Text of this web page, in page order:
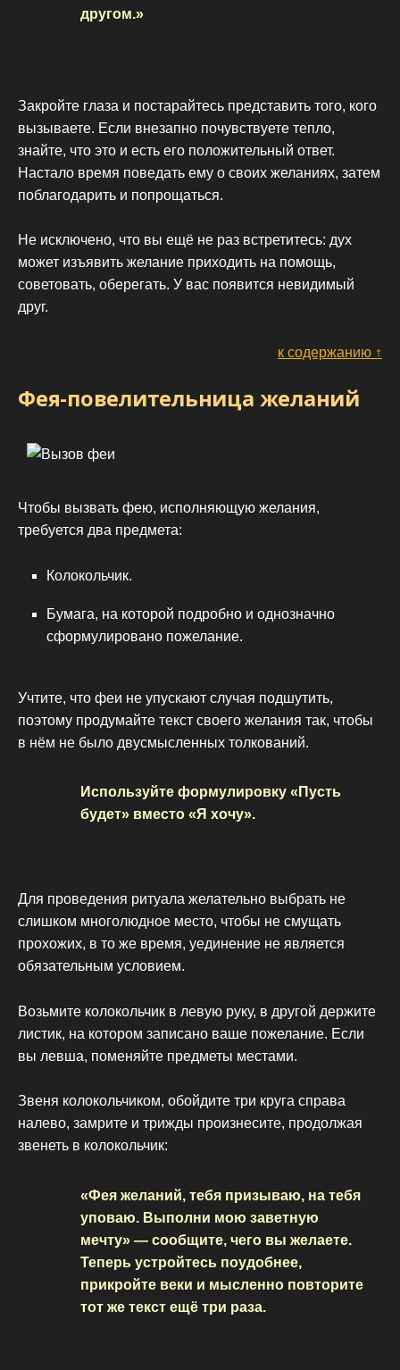
другом.»
Закройте глаза и постарайтесь представить того, кого
вызываете. Если внезапно почувствуете тепло,
знайте, что это и есть его положительный ответ.
Настало время поведать ему о своих желаниях, затем
поблагодарить и попрощаться.
Не исключено, что вы ещё не раз встретитесь: дух
может изъявить желание приходить на помощь,
советовать, оберегать. У вас появится невидимый
друг.
к содержанию ↑
Фея-повелительница желаний
Чтобы вызвать фею, исполняющую желания,
требуется два предмета:
Колокольчик.
Бумага, на которой подробно и однозначно
сформулировано пожелание.
Учтите, что феи не упускают случая подшутить,
поэтому продумайте текст своего желания так, чтобы
в нём не было двусмысленных толкований.
Используйте формулировку «Пусть
будет» вместо «Я хочу».
Для проведения ритуала желательно выбрать не
слишком многолюдное место, чтобы не смущать
прохожих, в то же время, уединение не является
обязательным условием.
Возьмите колокольчик в левую руку, в другой держите
листик, на котором записано ваше пожелание. Если
вы левша, поменяйте предметы местами.
Звеня колокольчиком, обойдите три круга справа
налево, замрите и трижды произнесите, продолжая
звенеть в колокольчик:
«Фея желаний, тебя призываю, на тебя
уповаю. Выполни мою заветную
мечту» — сообщите, чего вы желаете.
Теперь устройтесь поудобнее,
прикройте веки и мысленно повторите
тот же текст ещё три раза.